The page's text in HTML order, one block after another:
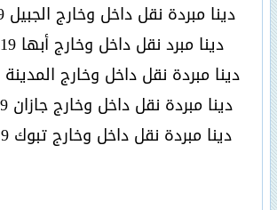
دينا مبردة نقل داخل وخارج الجبيل 0509342419
دينا مبرد نقل داخل وخارج أبها 0509342419
دينا مبردة نقل داخل وخارج المدينة 0509342419
دينا مبردة نقل داخل وخارج جازان 0509342419
دينا مبردة نقل داخل وخارج تبوك 0509342419